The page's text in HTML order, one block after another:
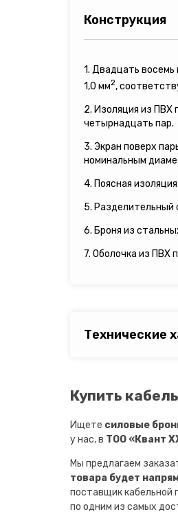
Конструкция
1. Двадцать
1,0 мм2,
2. Изоляция из ПВХ
четырнадцать пар.
3. Экран поверх
номинальным
4. Поясная
5. Разделительный
6. Броня из
7. Оболочка из ПВХ
Технические
Купить
Ищете силовые
у нас, в ТОО «Квант
Мы предлагаем
товара будет
поставщик кабельной
по одним из самых